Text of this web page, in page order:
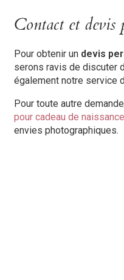
Contact et devis
Pour obtenir un devis
serons ravis de discuter
également notre service
Pour toute autre
pour cadeau de
envies photographiques.